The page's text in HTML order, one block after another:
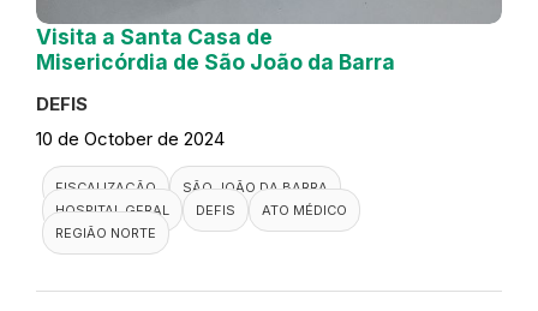
Visita a Santa Casa de
Misericórdia de São João da Barra
DEFIS
10 de October de 2024
FISCALIZAÇÃO
SÃO JOÃO DA BARRA
HOSPITAL GERAL
DEFIS
ATO MÉDICO
REGIÃO NORTE